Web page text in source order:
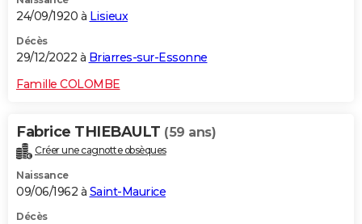
24/09/1920 à Lisieux
Décès
29/12/2022 à Briarres-sur-Essonne
Famille COLOMBE
Fabrice THIEBAULT (59 ans)
Créer une cagnotte obsèques
Naissance
09/06/1962 à Saint-Maurice
Décès